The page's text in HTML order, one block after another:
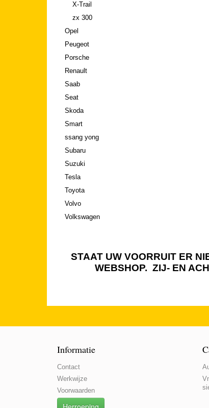
X-Trail
zx 300
Opel
Peugeot
Porsche
Renault
Saab
Seat
Skoda
Smart
ssang yong
Subaru
Suzuki
Tesla
Toyota
Volvo
Volkswagen
STAAT UW VOORRUIT ER
WEBSHOP. ZIJ- EN
Informatie
Contact
Werkwijze
Voorwaarden